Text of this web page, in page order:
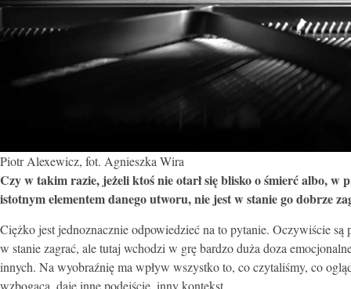
Piotr Alexewicz, fot. Agnieszka Wira
Czy w takim razie, jeżeli ktoś nie otarł się blisko o śmierć albo,
istotnym elementem danego utworu, nie jest w stanie go dobrze
Ciężko jest jednoznacznie odpowiedzieć na to pytanie. Oczywiście
w stanie zagrać, ale tutaj wchodzi w grę bardzo duża doza
innych. Na wyobraźnię ma wpływ wszystko to, co czytaliśmy, co
wzbogaca, daje inne podejście, inny kontekst.